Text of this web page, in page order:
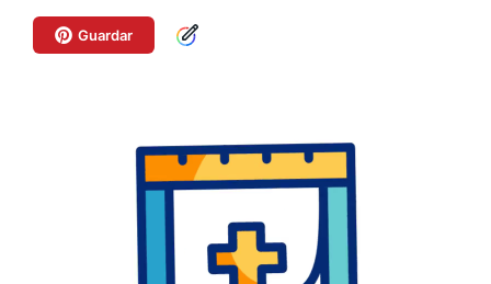
Guardar